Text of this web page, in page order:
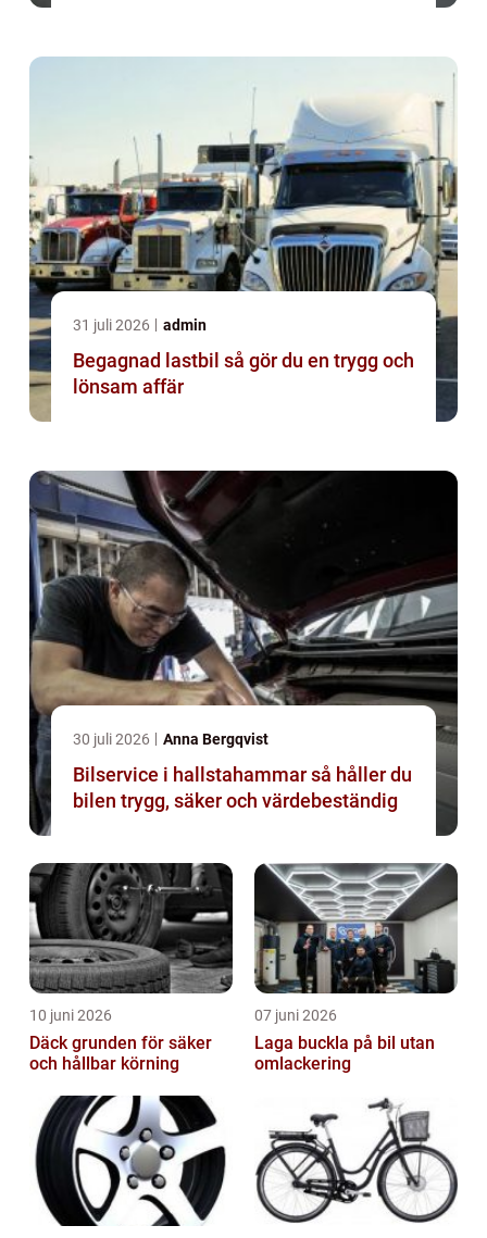
31 juli 2026 admin
Begagnad lastbil så gör du en trygg och
lönsam affär
30 juli 2026 Anna Bergqvist
Bilservice i hallstahammar så håller du
bilen trygg, säker och värdebeständig
10 juni 2026
Däck grunden för säker
och hållbar körning
07 juni 2026
Laga buckla på bil utan
omlackering